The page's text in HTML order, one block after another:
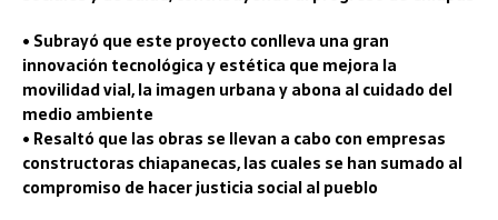
• Subrayó que este proyecto conlleva una gran
innovación tecnológica y estética que mejora la
movilidad vial, la imagen urbana y abona al cuidado del
medio ambiente
• Resaltó que las obras se llevan a cabo con empresas
constructoras chiapanecas, las cuales se han sumado al
compromiso de hacer justicia social al pueblo